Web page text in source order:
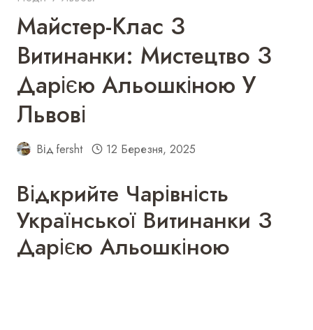
Майстер-Клас З
Витинанки: Мистецтво З
Дарією Альошкіною У
Львові
Від fersht 12 Березня, 2025
Відкрийте Чарівність
Української Витинанки З
Дарією Альошкіною